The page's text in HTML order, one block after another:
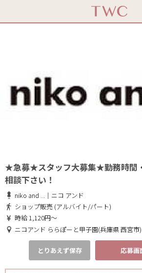
★急募★スタッフ大募集★勤務時間
相談下さい！
niko and ...｜ニコ アンド
ショップ販売 (アルバイト/パート)
時給 1,120円～
ニコアンド ららぽーと甲子園(兵庫県 西宮市)
とりあえず保存 応募画